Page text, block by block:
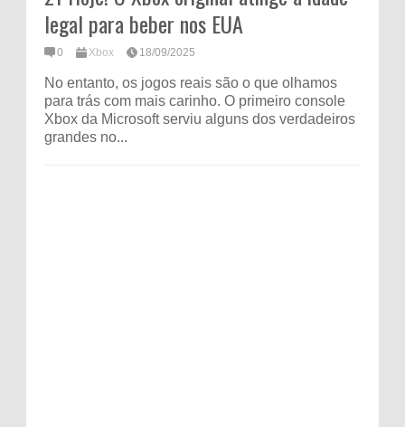
legal para beber nos EUA
0 Xbox 18/09/2025
No entanto, os jogos reais são o que olhamos
para trás com mais carinho. O primeiro console
Xbox da Microsoft serviu alguns dos verdadeiros
grandes no...